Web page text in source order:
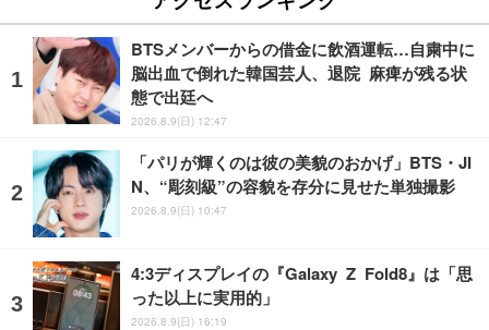
BTSメンバーからの借金に飲酒運転…自粛中に
脳出血で倒れた韓国芸人、退院 麻痺が残る状
態で出廷へ
2026.8.9(日) 12:47
「パリが輝くのは彼の美貌のおかげ」BTS・JI
N、“彫刻級”の容貌を存分に見せた単独撮影
2026.8.9(日) 10:47
4:3ディスプレイの『Galaxy Z Fold8』は「思
った以上に実用的」
2026.8.9(日) 16:19